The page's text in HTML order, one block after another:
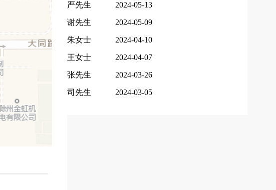
严先生 2024-05-13
谢先生 2024-05-09
朱女士 2024-04-10
王女士 2024-04-07
张先生 2024-03-26
司先生 2024-03-05